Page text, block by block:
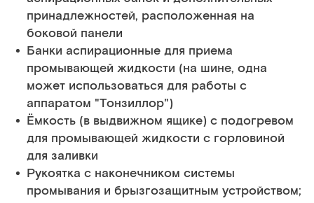
принадлежностей, расположенная на
боковой панели
Банки аспирационные для приема
промывающей жидкости (на шине, одна
может использоваться для работы с
аппаратом "Тонзиллор")
Ёмкость (в выдвижном ящике) с подогревом
для промывающей жидкости с горловиной
для заливки
Рукоятка с наконечником системы
промывания и брызгозащитным устройством;